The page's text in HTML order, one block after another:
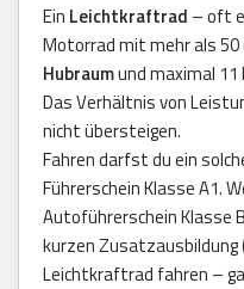
Ein Leichtkraftrad – oft
Motorrad mit mehr als 50
Hubraumund maximal 11
Das Verhältnis von
nicht übersteigen.
Fahren darfst du ein
Führerschein Klasse A1.
Autoführerschein Klasse
kurzen Zusatzausbildung
Leichtkraftrad fahren –